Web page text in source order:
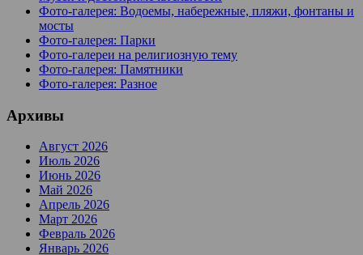
Фото-галерея: Водоемы, набережные, пляжи, фонтаны и
мосты
Фото-галерея: Парки
Фото-галереи на религиозную тему
Фото-галерея: Памятники
Фото-галерея: Разное
Архивы
Август 2026
Июль 2026
Июнь 2026
Май 2026
Апрель 2026
Март 2026
Февраль 2026
Январь 2026